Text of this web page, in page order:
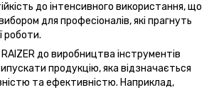
до інтенсивного використання, що
для професіоналів, які прагнуть
роботи.
RAIZER до виробництва інструментів
продукцію, яка відзначається
та ефективністю. Наприклад,